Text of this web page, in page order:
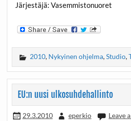
Järjestäjä: Vasemmistonuoret
2010, Nykyinen ohjelma,Studio,
EU:n uusi ulkosuhdehallinto
29.3.2010 eperkio Leave